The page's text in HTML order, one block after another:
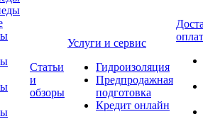
Статьи
и
обзоры
Услуги и сервис
Гидроизоляция
Предпродажная
подготовка
Кредит онлайн